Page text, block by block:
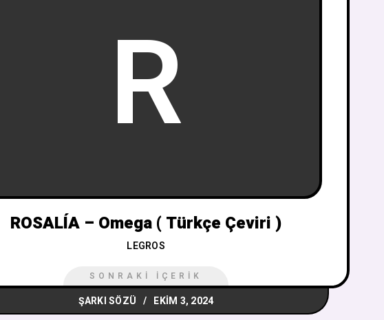
R
ROSALÍA – Omega ( Türkçe Çeviri )
LEGROS
SONRAKI İÇERIK
ŞARKI SÖZÜ EKIM 3, 2024